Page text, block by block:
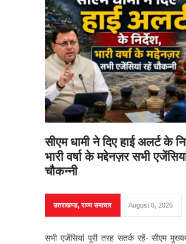
सीएम धामी ने दिए हाई अलर्ट के
भारी वर्षा के मद्देनज़र सभी
चौकन्नी
उत्तराखण्ड,राज्य समाचार August 6, 2026
सभी एजेंसियां पूरी तरह सतर्क रहें- सीएम